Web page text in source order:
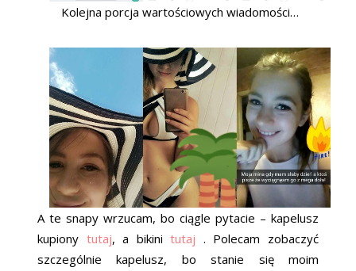
Kolejna porcja wartościowych wiadomości…
A te snapy wrzucam, bo ciągle pytacie – kapelusz
kupiony tutaj, a bikinitutaj . Polecam zobaczyć
szczególnie kapelusz, bo stanie się moim